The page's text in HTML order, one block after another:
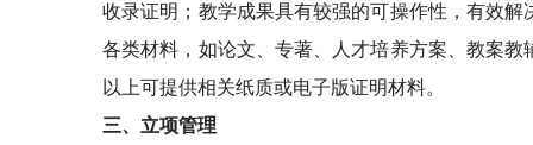
收录证明；教学成果具有较强的可操作性，有效
各类材料，如论文、专著、人才培养方案、教案
以上可提供相关纸质或电子版证明材料。
三、立项管理